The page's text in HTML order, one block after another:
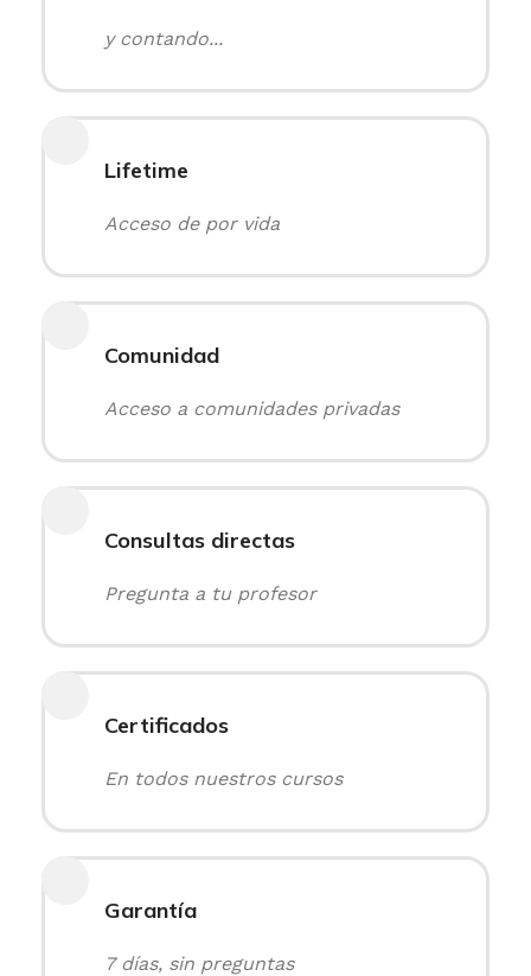
y contando...
Lifetime
Acceso de por vida
Comunidad
Acceso a comunidades privadas
Consultas directas
Pregunta a tu profesor
Certificados
En todos nuestros cursos
Garantía
7 días, sin preguntas